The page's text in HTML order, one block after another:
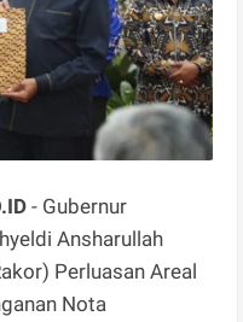
- Gubernur
Ansharullah
Perluasan Areal
Nota